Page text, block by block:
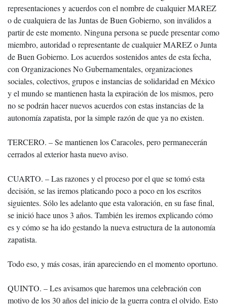
representaciones y acuerdos con el nombre de cualquier MAREZ
o de cualquiera de las Juntas de Buen Gobierno, son inválidos a
partir de este momento. Ninguna persona se puede presentar como
miembro, autoridad o representante de cualquier MAREZ o Junta
de Buen Gobierno. Los acuerdos sostenidos antes de esta fecha,
con Organizaciones No Gubernamentales, organizaciones
sociales, colectivos, grupos e instancias de solidaridad en México
y el mundo se mantienen hasta la expiración de los mismos, pero
no se podrán hacer nuevos acuerdos con estas instancias de la
autonomía zapatista, por la simple razón de que ya no existen.
TERCERO. – Se mantienen los Caracoles, pero permanecerán
cerrados al exterior hasta nuevo aviso.
CUARTO. – Las razones y el proceso por el que se tomó esta
decisión, se las iremos platicando poco a poco en los escritos
siguientes. Sólo les adelanto que esta valoración, en su fase final,
se inició hace unos 3 años. También les iremos explicando cómo
es y cómo se ha ido gestando la nueva estructura de la autonomía
zapatista.
Todo eso, y más cosas, irán apareciendo en el momento oportuno.
QUINTO. – Les avisamos que haremos una celebración con
motivo de los 30 años del inicio de la guerra contra el olvido. Esto